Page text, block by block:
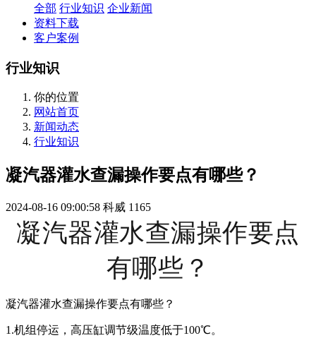
全部 行业知识 企业新闻
资料下载
客户案例
行业知识
你的位置
网站首页
新闻动态
行业知识
凝汽器灌水查漏操作要点有哪些？
2024-08-16 09:00:58 科威 1165
凝汽器灌水查漏操作要点
有哪些？
凝汽器灌水查漏操作要点有哪些？
1.机组停运，高压缸调节级温度低于100℃。